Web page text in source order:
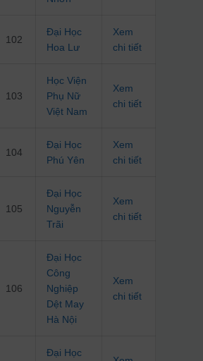
102
Đại Học
Hoa Lư
Xem
chi tiết
103
Học Viện
Phụ Nữ
Việt Nam
Xem
chi tiết
104
Đại Học
Phú Yên
Xem
chi tiết
105
Đại Học
Nguyễn
Trãi
Xem
chi tiết
106
Đại Học
Công
Nghiệp
Dệt May
Hà Nội
Xem
chi tiết
Đại Học